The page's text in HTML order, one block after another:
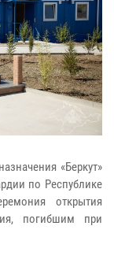
«Беркут»
по Республике
открытия
погибшим при